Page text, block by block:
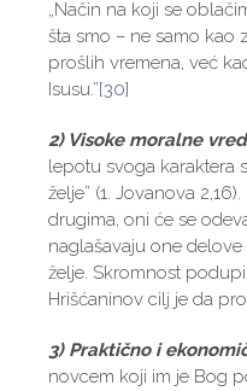
„Način na koji se
šta smo – ne samo kao
prošlih vremena, već
Isusu.”[30]
2) Visoke moralne
lepotu svoga karaktera
želje” (1. Jovanova
drugima, oni će se
naglašavaju one
želje. Skromnost
Hrišćaninov cilj je da
3) Praktično i
novcem koji im je Bog